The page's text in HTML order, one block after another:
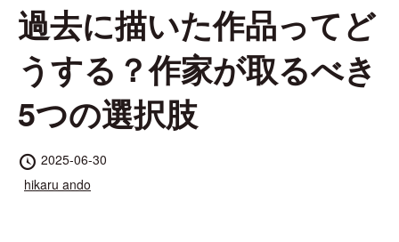
過去に描いた作品ってど
うする？作家が取るべき
5つの選択肢
投
日
2025-06-30
投
hikaru ando